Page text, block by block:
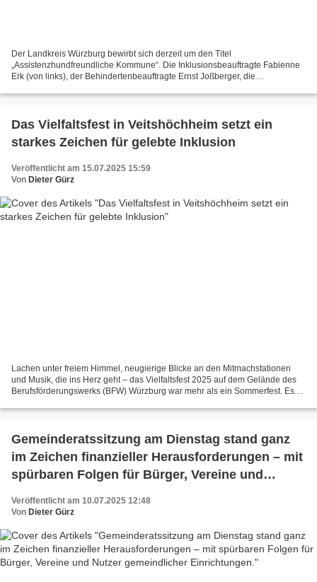
Der Landkreis Würzburg bewirbt sich derzeit um den Titel
„Assistenzhundfreundliche Kommune“. Die Inklusionsbeauftragte Fabienne
Erk (von links), der Behindertenbeauftragte Ernst Joßberger, die
Das Vielfaltsfest in Veitshöchheim setzt ein
starkes Zeichen für gelebte Inklusion
Veröffentlicht am 15.07.2025 15:59
Von Dieter Gürz
Lachen unter freiem Himmel, neugierige Blicke an den Mitmachstationen
und Musik, die ins Herz geht – das Vielfaltsfest 2025 auf dem Gelände des
Berufsförderungswerks (BFW) Würzburg war mehr als ein Sommerfest. Es
Gemeinderatssitzung am Dienstag stand ganz
im Zeichen finanzieller Herausforderungen – mit
spürbaren Folgen für Bürger, Vereine und
Veröffentlicht am 10.07.2025 12:48
Von Dieter Gürz